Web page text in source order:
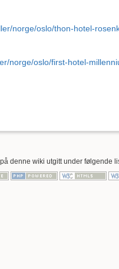
norge/oslo/thon-hotel-
norge/oslo/first-hotel-
denne wiki utgitt under følgende